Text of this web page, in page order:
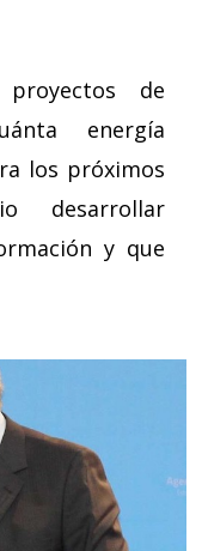
proyectos de
energía
los próximos
desarrollar
y que